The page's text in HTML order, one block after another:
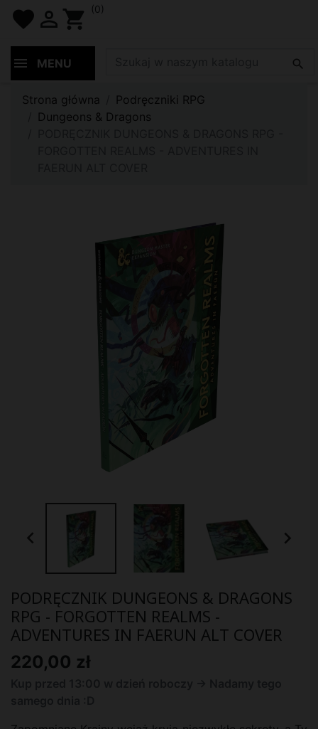
favorite  shopping_cart (0)
MENU 
Strona główna
Podręczniki RPG
Dungeons & Dragons
 
PODRĘCZNIK DUNGEONS & DRAGONS
RPG - FORGOTTEN REALMS -
ADVENTURES IN FAERUN ALT COVER
220,00 zł